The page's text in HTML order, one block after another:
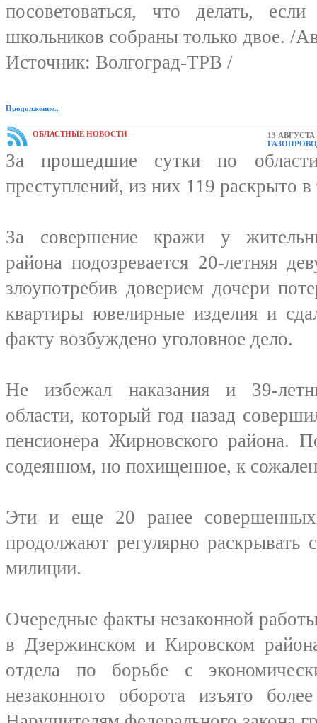
посоветоваться, что делать,
школьников собраны только двое. /
Источник: Волгоград-ТРВ /
Продолжение..
ОБЛАСТНЫЕ НОВОСТИ
13 АВГУСТА
За прошедшие сутки по области
преступлений, из них 119 раскрыто
За совершение кражи у
района подозревается 20-летняя
злоупотребив доверием дочери
квартиры ювелирные изделия и
факту возбуждено уголовное дело.
Не избежал наказания и 39-
области, который год назад
пенсионера Жирновского района.
содеянном, но похищенное, к
Эти и еще 20 ранее совершенных
продолжают регулярно раскрывать
милиции.
Очередные факты незаконной
в Дзержинском и Кировском
отдела по борьбе с
незаконного оборота изъято